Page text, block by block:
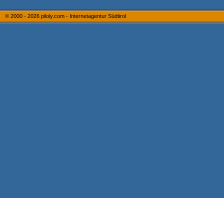
© 2000 - 2026 piloly.com - Internetagentur Südtirol